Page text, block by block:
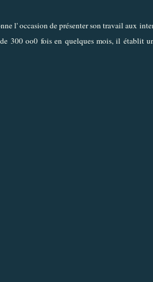
l' occasion de présenter son travail aux
300 oo0 fois en quelques mois, il établit